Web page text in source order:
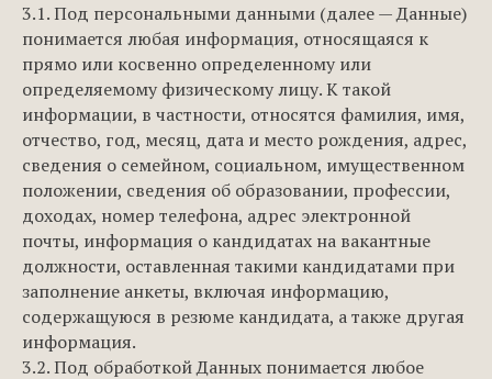
3.1. Под персональными данными (далее — Данные)
понимается любая информация, относящаяся к
прямо или косвенно определенному или
определяемому физическому лицу. К такой
информации, в частности, относятся фамилия, имя,
отчество, год, месяц, дата и место рождения, адрес,
сведения о семейном, социальном, имущественном
положении, сведения об образовании, профессии,
доходах, номер телефона, адрес электронной
почты, информация о кандидатах на вакантные
должности, оставленная такими кандидатами при
заполнение анкеты, включая информацию,
содержащуюся в резюме кандидата, а также другая
информация.
3.2. Под обработкой Данных понимается любое